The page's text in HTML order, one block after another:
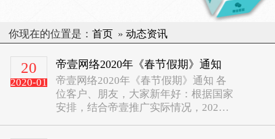
你现在的位置是： 首页 » 动态资讯
20
2020-01
帝壹网络2020年《春节假期》通知
帝壹网络2020年《春节假期》通知 各
位客户、朋友，大家新年好：根据国家
安排，结合帝壹推广实际情况，2020